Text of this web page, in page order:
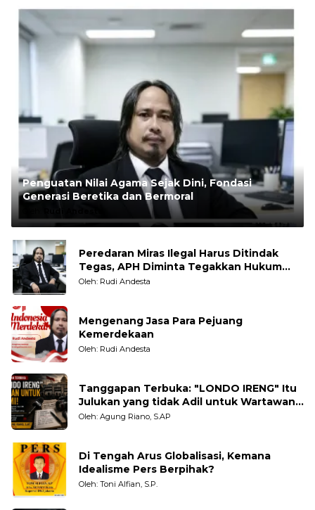
Penguatan Nilai Agama Sejak Dini, Fondasi
Generasi Beretika dan Bermoral
Rudi Andesta
Peredaran Miras Ilegal Harus Ditindak
Tegas, APH Diminta Tegakkan Hukum
Tanpa Pandang Bulu
Oleh: Rudi Andesta
Mengenang Jasa Para Pejuang
Kemerdekaan
Oleh: Rudi Andesta
Tanggapan Terbuka: "LONDO IRENG" Itu
Julukan yang tidak Adil untuk Wartawan,
Pengamat dan LSM
Oleh: Agung Riano, S.AP
Di Tengah Arus Globalisasi, Kemana
Idealisme Pers Berpihak?
Oleh: Toni Alfian, S.P.